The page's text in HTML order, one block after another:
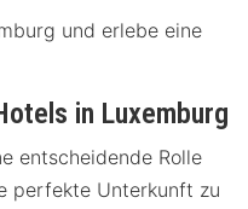
und erlebe eine
in Luxemburg
entscheidende Rolle
perfekte Unterkunft zu